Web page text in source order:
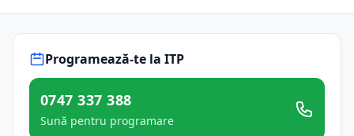
Programează-te la ITP
0747 337 388
Sună pentru programare